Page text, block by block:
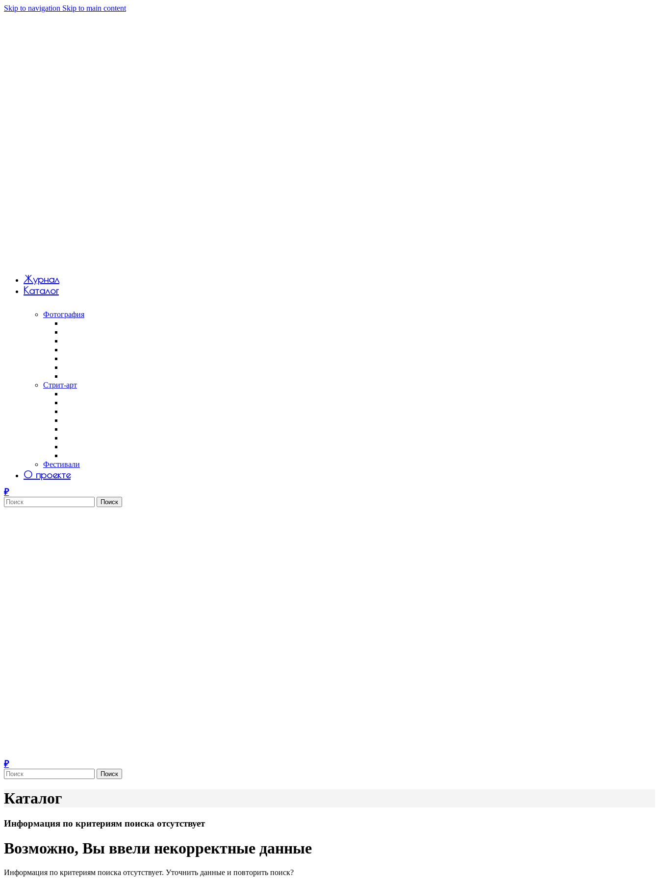
Skip to navigation Skip to main content
Журнал
Каталог
Фотография
Стрит-арт
Фестивали
О проекте
Поиск
Поиск
Каталог
Информация по критериям поиска отсутствует
Возможно, Вы ввели некорректные данные
Информация по критериям поиска отсутствует. Уточнить данные и повторить поиск?